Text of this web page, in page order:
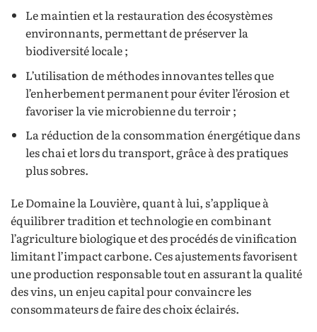
Le maintien et la restauration des écosystèmes
environnants, permettant de préserver la
biodiversité locale ;
L’utilisation de méthodes innovantes telles que
l’enherbement permanent pour éviter l’érosion et
favoriser la vie microbienne du terroir ;
La réduction de la consommation énergétique dans
les chai et lors du transport, grâce à des pratiques
plus sobres.
Le Domaine la Louvière, quant à lui, s’applique à
équilibrer tradition et technologie en combinant
l’agriculture biologique et des procédés de vinification
limitant l’impact carbone. Ces ajustements favorisent
une production responsable tout en assurant la qualité
des vins, un enjeu capital pour convaincre les
consommateurs de faire des choix éclairés.